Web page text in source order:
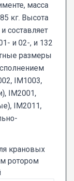
масса
кг. Высота
составляет
и 02-, и 132
размеры
IM1003,
IM2001,
IM2011,
крановых
ротором